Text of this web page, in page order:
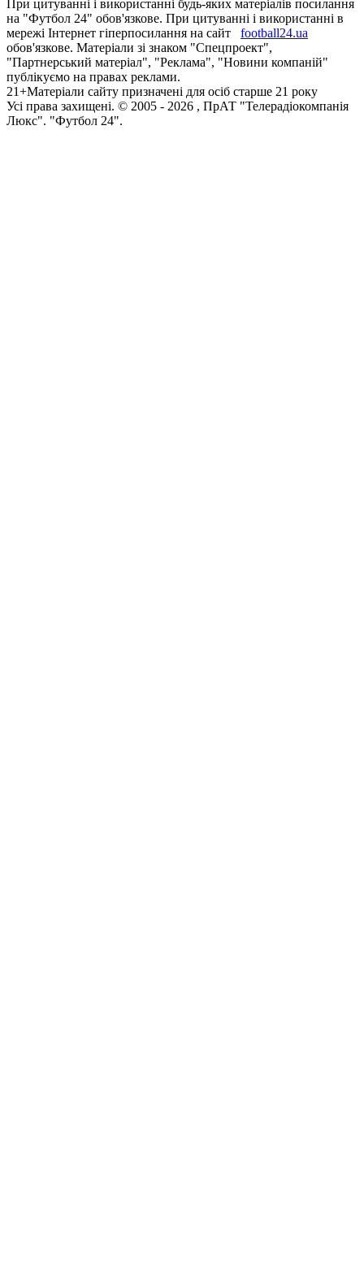
При цитуванні і використанні будь-яких матеріалів посилання
на "Футбол 24" обов'язкове. При цитуванні і використанні в
мережі Інтернет гіперпосилання на сайт
football24.ua
обов'язкове. Матеріали зі знаком "Спецпроект",
"Партнерський матеріал", "Реклама", "Новини компаній"
публікуємо на правах реклами.
21+Матеріали сайту призначені для осіб старше 21 року
Усi права захищенi. © 2005 - 2026 , ПрАТ "Телерадіокомпанія
Люкс". "Футбол 24".